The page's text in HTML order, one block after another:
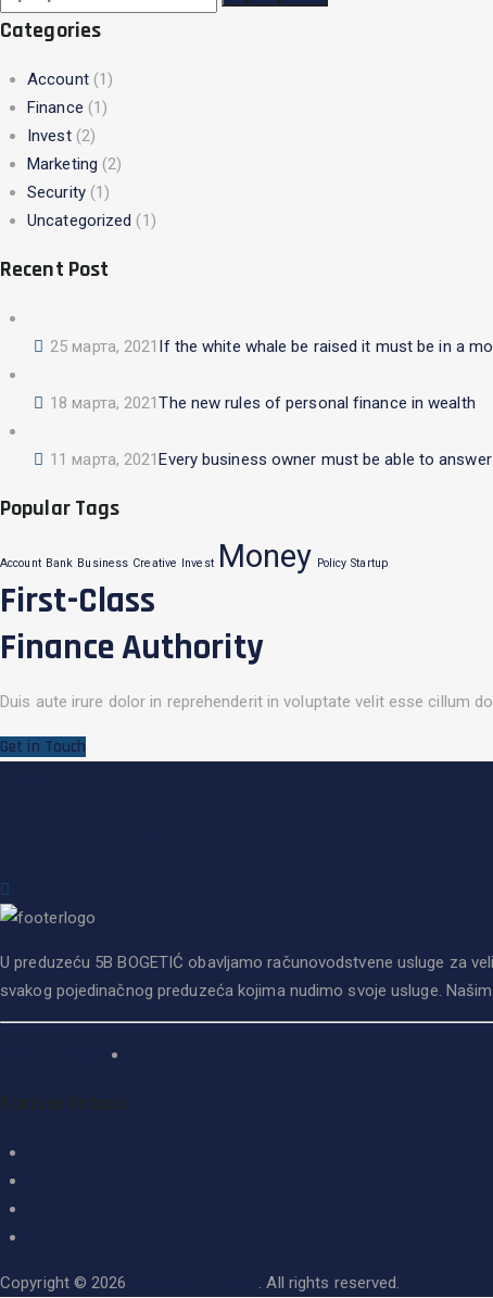
за:
Categories
Account (1)
Finance (1)
Invest (2)
Marketing (2)
Security (1)
Uncategorized (1)
Recent Post
25 марта, 2021 If the white whale be raised it must be in a
18 марта, 2021The new rules of personal finance in wealth
11 марта, 2021Every business owner must be able to
Popular Tags
Account Bank Business Creative Invest Money Policy Startup
First-Class
Finance Authority
Duis aute irure dolor in reprehenderit in voluptate velit esse cillum
Get in Touch
U preduzeću 5B BOGETIĆ obavljamo računovodstvene usluge za
svakog pojedinačnog preduzeća kojima nudimo svoje usluge.
Social Share:
Korisni linkovi
Copyright © 2026 . All rights reserved.